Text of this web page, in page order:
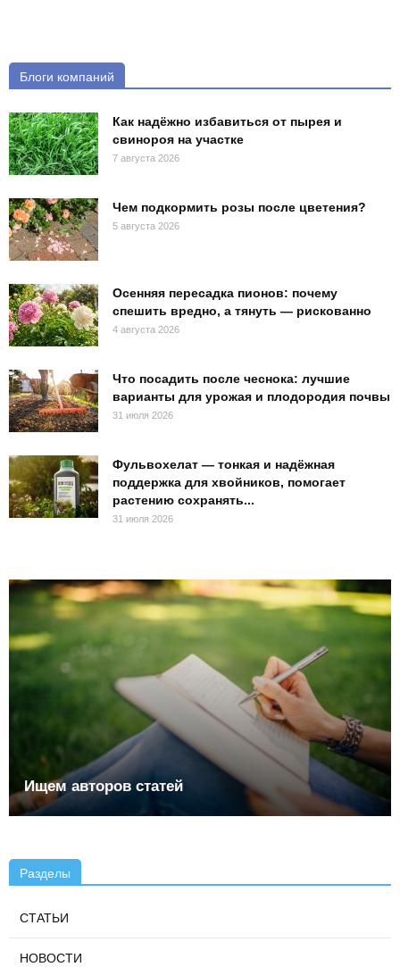
Блоги компаний
Как надёжно избавиться от пырея и
свинороя на участке
7 августа 2026
Чем подкормить розы после цветения?
5 августа 2026
Осенняя пересадка пионов: почему
спешить вредно, а тянуть — рискованно
4 августа 2026
Что посадить после чеснока: лучшие
варианты для урожая и плодородия почвы
31 июля 2026
Фульвохелат — тонкая и надёжная
поддержка для хвойников, помогает
растению сохранять...
31 июля 2026
Ищем авторов статей
Разделы
СТАТЬИ
НОВОСТИ